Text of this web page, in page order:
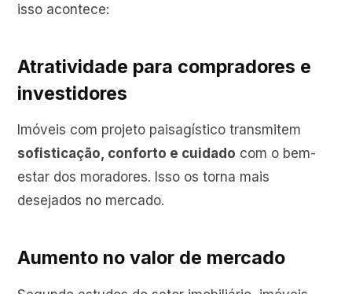
isso acontece:
Atratividade para compradores e
investidores
Imóveis com projeto paisagístico transmitem
sofisticação, conforto e cuidado com o bem-
estar dos moradores. Isso os torna mais
desejados no mercado.
Aumento no valor de mercado